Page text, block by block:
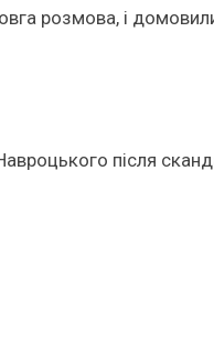
розмова, і
після